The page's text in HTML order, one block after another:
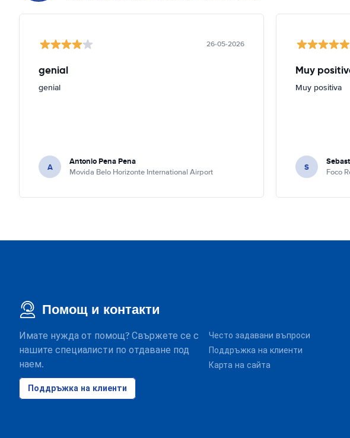
26-05-2026
genial
genial
A Antonio Pena Pena
Movida Belo Horizonte International Airport
Muy
Muy positiva
S Foco
Помощ и контакти
Имате нужда от помощ? Свържете се с
нашите специалисти по отдаване под
наем.
Поддръжка на клиенти
Често задавани въпроси
Поддръжка на клиенти
Карта на сайта